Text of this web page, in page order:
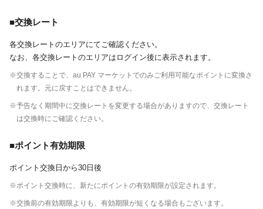
■交換レート
各交換レートのエリアにてご確認ください。
なお、各交換レートのエリアはログイン後に表示されます。
※交換することで、au PAY マーケットでのみご利用可能なポイントに変換さ
れます。元に戻すことはできません。
※予告なく期間中に交換レートを変更する場合がありますので、交換レート
は交換時にご確認ください。
■ポイント有効期限
ポイント交換日から30日後
※ポイント交換時に、新たにポイントの有効期限が設定されます。
※交換前の有効期限よりも、有効期限が短くなる場合もございます。